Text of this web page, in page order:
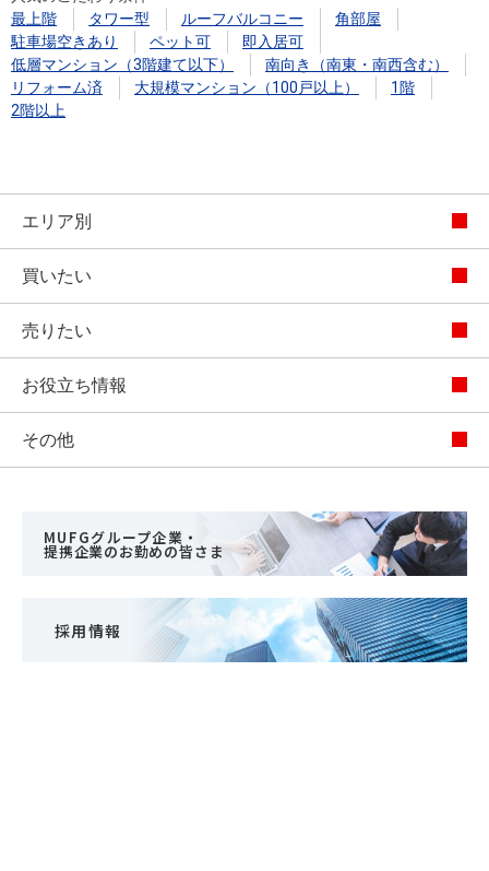
最上階
タワー型 ルーフバルコニー
角部屋
駐車場空きあり
ペット可
即入居可
低層マンション（3階建て以下）
南向き（南東・南西含む）
リフォーム済
大規模マンション（100戸以上）
1階
2階以上
エリア別
買いたい
売りたい
お役立ち情報
その他
MUFGグループ企業・
提携企業のお勤めの皆さま
採用情報